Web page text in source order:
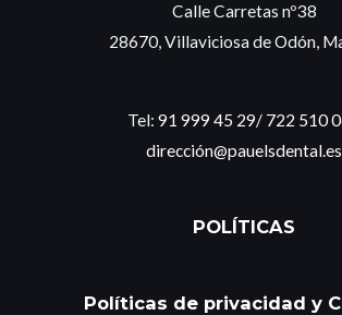
Calle Carretas nº38
28670, Villaviciosa de Odón,
Tel: 91 999 45 29/ 722 510
dirección@pauelsdental.es
POLÍTICAS
Políticas de privacidad y